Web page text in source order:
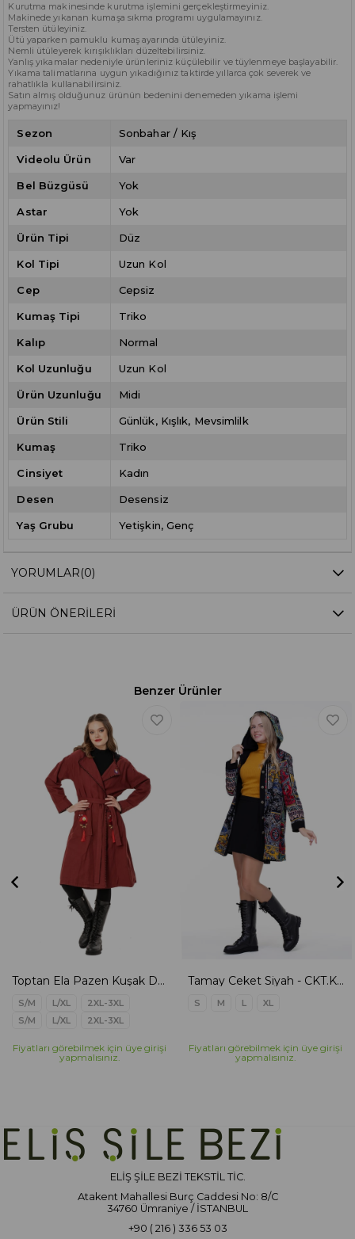
Kurutma makinesinde kurutma işlemini gerçekleştirmeyiniz.
Makinede yıkanan kumaşa sıkma programı uygulamayınız.
Tersten ütüleyiniz.
Ütü yaparken pamuklu kumaş ayarında ütüleyiniz.
Nemli ütüleyerek kırışıklıkları düzeltebilirsiniz.
Yanlış yıkamalar nedeniyle ürünleriniz küçülebilir ve tüylenmeye başlayabilir.
Yıkama talimatlarına uygun yıkadığınız taktirde yıllarca çok severek ve
rahatlıkla kullanabilirsiniz.
Satın almış olduğunuz ürünün bedenini denemeden yıkama işlemi
yapmayınız!
Sezon Sonbahar / Kış
Videolu Ürün Var
Bel Büzgüsü Yok
Astar Yok
Ürün Tipi Düz
Kol Tipi Uzun Kol
Cep Cepsiz
Kumaş Tipi Triko
Kalıp Normal
Kol Uzunluğu Uzun Kol
Ürün Uzunluğu Midi
Ürün Stili Günlük Kışlık Mevsimlilk
Kumaş Triko
Cinsiyet Kadın
Desen Desensiz
Yaş Grubu Yetişkin Genç
YORUMLAR(0)
ÜRÜN ÖNERILERI
Benzer Ürünler
Toptan Ela Pazen Kuşak Detaylı Ceket Bordo
S/M L/XL
2XL-3XL
S/M
L/XL 2XL-3XL
Fiyatları görebilmek için üye girişi
yapmalısınız.
Tamay Ceket Siyah - CKT.K.0002
S M L XL
Fiyatları görebilmek için üye girişi
yapmalısınız.
ELİŞ ŞİLE BEZİ TEKSTİL TİC.
Atakent Mahallesi Burç Caddesi No: 8/C
34760 Ümraniye / İSTANBUL
+90 ( 216 ) 336 53 03